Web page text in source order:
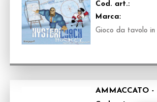
Cod. art.:
Marca:
Gioco da tavolo in
AMMACCATO